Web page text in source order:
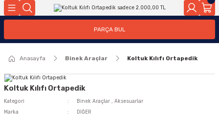
PARÇA BUL
Anasayfa Binek Araçlar Koltuk Kılıfı Ortapedik
Koltuk Kılıfı Ortapedik
Kategori Binek Araçlar , Aksesuarlar
Marka
DİĞER